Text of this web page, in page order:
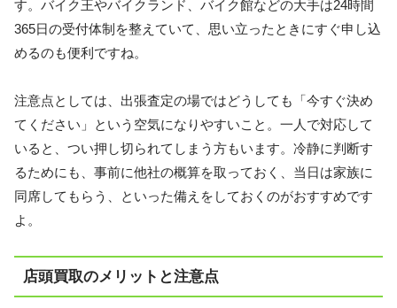
す。バイク王やバイクランド、バイク館などの大手は24時間
365日の受付体制を整えていて、思い立ったときにすぐ申し込
めるのも便利ですね。
注意点としては、出張査定の場ではどうしても「今すぐ決め
てください」という空気になりやすいこと。一人で対応して
いると、つい押し切られてしまう方もいます。冷静に判断す
るためにも、事前に他社の概算を取っておく、当日は家族に
同席してもらう、といった備えをしておくのがおすすめです
よ。
店頭買取のメリットと注意点